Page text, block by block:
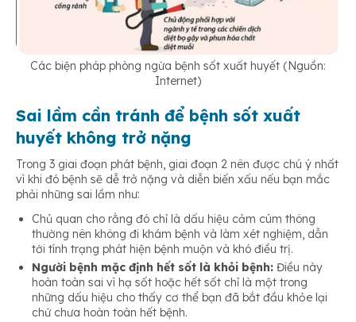
Các biện pháp phòng ngừa bệnh sốt xuất huyết (Nguồn:
Internet)
Sai lầm cần tránh để bệnh sốt xuất
huyết không trở nặng
Trong 3 giai đoạn phát bệnh, giai đoạn 2 nên được chú ý nhất
vì khi đó bệnh sẽ dễ trở nặng và diễn biến xấu nếu bạn mắc
phải những sai lầm như:
Chủ quan cho rằng đó chỉ là dấu hiệu cảm cúm thông
thường nên không đi khám bệnh và làm xét nghiệm, dẫn
tới tính trạng phát hiện bệnh muộn và khó điều trị.
Người bệnh mặc định hết sốt là khỏi bệnh: Điều này
hoàn toàn sai vì hạ sốt hoặc hết sốt chỉ là một trong
những dấu hiệu cho thấy cơ thể bạn đã bắt đầu khỏe lại
chứ chưa hoàn toàn hết bệnh.